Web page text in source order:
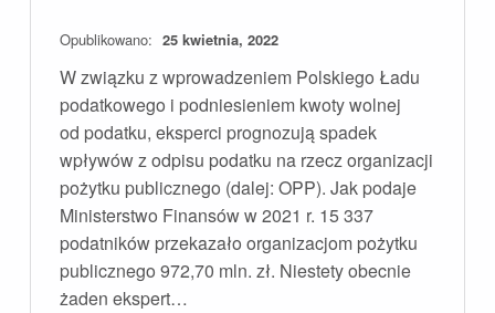
Opublikowano: 25 kwietnia, 2022
W związku z wprowadzeniem Polskiego Ładu
podatkowego i podniesieniem kwoty wolnej
od podatku, eksperci prognozują spadek
wpływów z odpisu podatku na rzecz organizacji
pożytku publicznego (dalej: OPP). Jak podaje
Ministerstwo Finansów w 2021 r. 15 337
podatników przekazało organizacjom pożytku
publicznego 972,70 mln. zł. Niestety obecnie
żaden ekspert…